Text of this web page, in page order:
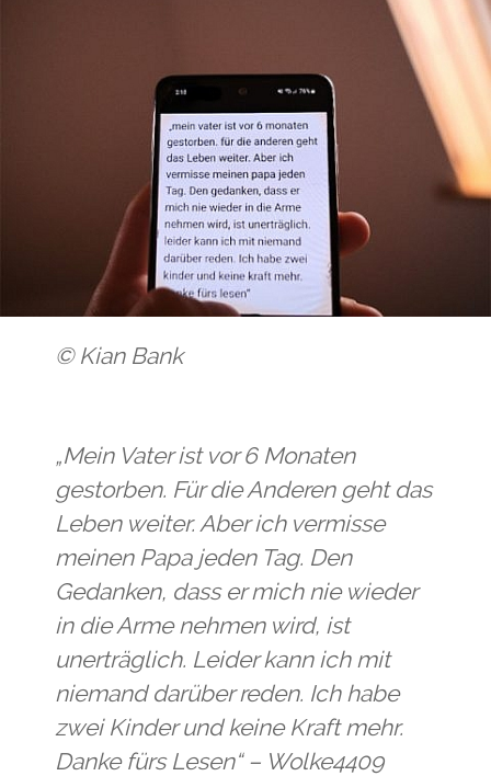
© Kian Bank
„Mein Vater ist vor 6 Monaten
gestorben. Für die Anderen geht das
Leben weiter. Aber ich vermisse
meinen Papa jeden Tag. Den
Gedanken, dass er mich nie wieder
in die Arme nehmen wird, ist
unerträglich. Leider kann ich mit
niemand darüber reden. Ich habe
zwei Kinder und keine Kraft mehr.
Danke fürs Lesen“ – Wolke4409